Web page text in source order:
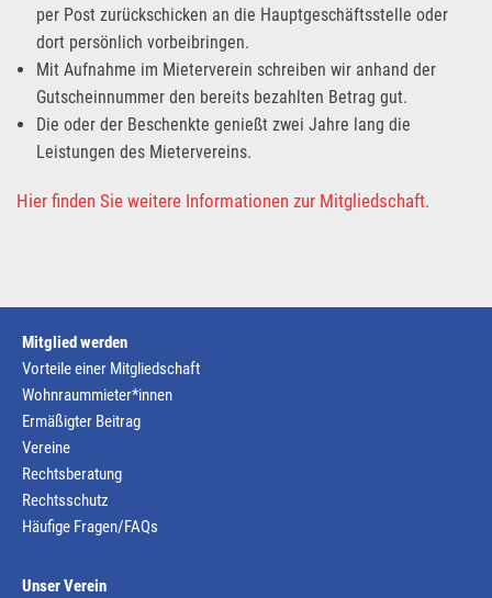
per Post zurückschicken an die Hauptgeschäftsstelle oder
dort persönlich vorbeibringen.
Mit Aufnahme im Mieterverein schreiben wir anhand der
Gutscheinnummer den bereits bezahlten Betrag gut.
Die oder der Beschenkte genießt zwei Jahre lang die
Leistungen des Mietervereins.
Hier finden Sie weitere Informationen zur Mitgliedschaft.
Mitglied werden
Vorteile einer Mitgliedschaft
Wohnraummieter*innen
Ermäßigter Beitrag
Vereine
Rechtsberatung
Rechtsschutz
Häufige Fragen/FAQs
Unser Verein